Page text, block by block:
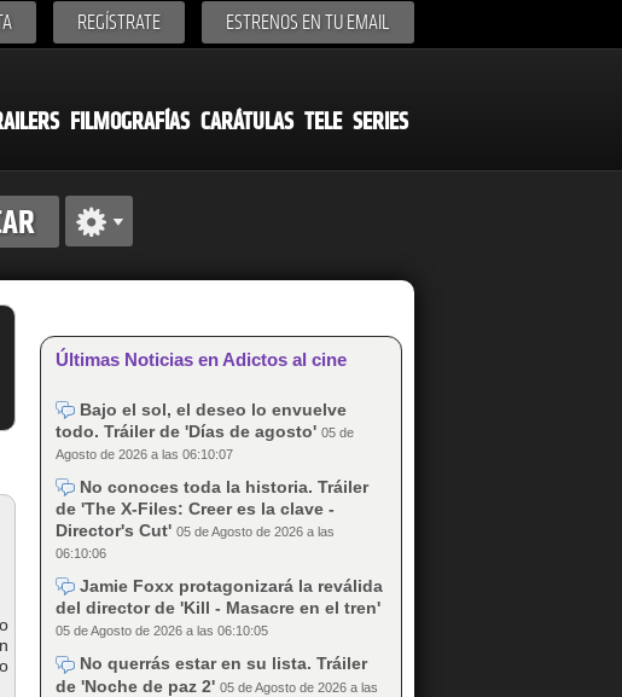
REGÍSTRATE ESTRENOS EN TU EMAIL
FILMOGRAFÍAS CARÁTULAS TELE SERIES
Últimas Noticias en Adictos al cine
Bajo el sol, el deseo lo envuelve
todo. Tráiler de 'Días de agosto' 05 de
Agosto de 2026 a las 06:10:07
No conoces toda la historia. Tráiler
de 'The X-Files: Creer es la clave -
Director's Cut' 05 de Agosto de 2026 a las
06:10:06
Jamie Foxx protagonizará la reválida
del director de 'Kill - Masacre en el tren'
05 de Agosto de 2026 a las 06:10:05
No querrás estar en su lista. Tráiler
de 'Noche de paz 2' 05 de Agosto de 2026 a las